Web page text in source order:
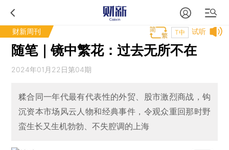
财新周刊 试听
T中
随笔｜镜中繁花：过去无所不在
2024年01月22日第04期
糅合同一年代最有代表性的外贸、股市激烈商战，钩
沉资本市场风云人物和经典事件，令观众重回那时野
蛮生长又生机勃勃、不失腔调的上海